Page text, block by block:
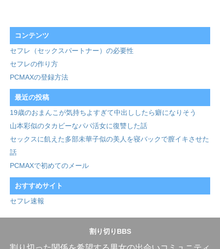
コンテンツ
セフレ（セックスパートナー）の必要性
セフレの作り方
PCMAXの登録方法
最近の投稿
19歳のおまんこが気持ちよすぎて中出ししたら癖になりそう
山本彩似のタカビーなパパ活女に復讐した話
セックスに飢えた多部未華子似の美人を寝バックで膣イキさせた
話
PCMAXで初めてのメール
おすすめサイト
セフレ速報
割り切りBBS